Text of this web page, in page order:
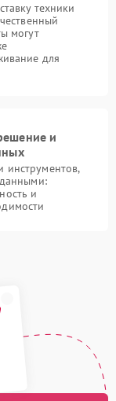
техники
могут
для
и
инструментов,
и